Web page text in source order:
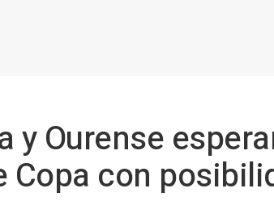
y Ourense
Copa con